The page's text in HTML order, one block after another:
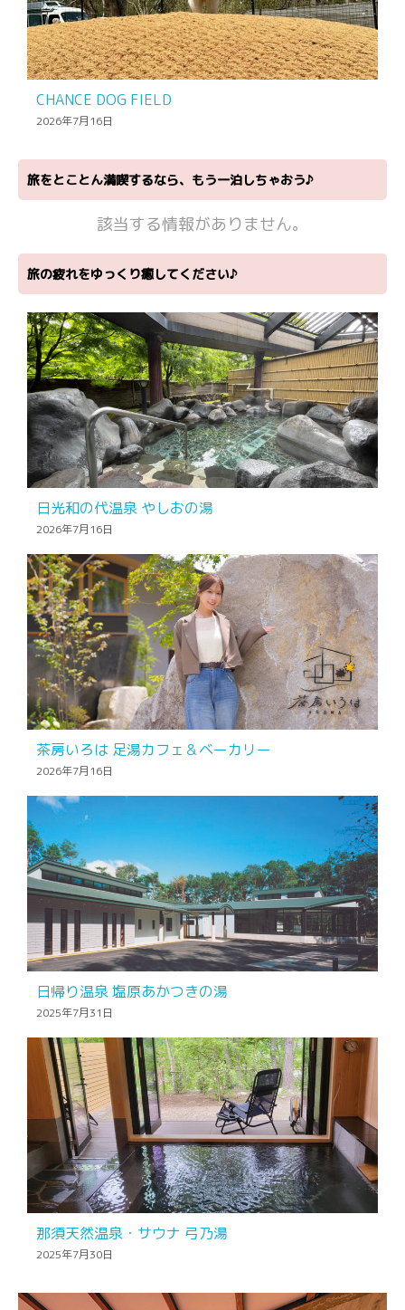
CHANCE DOG FIELD
2026年7月16日
旅をとことん満喫するなら、もう一泊しちゃおう♪
該当する情報がありません。
旅の疲れをゆっくり癒してください♪
日光和の代温泉 やしおの湯
2026年7月16日
茶房いろは 足湯カフェ＆ベーカリー
2026年7月16日
日帰り温泉 塩原あかつきの湯
2025年7月31日
那須天然温泉・サウナ 弓乃湯
2025年7月30日